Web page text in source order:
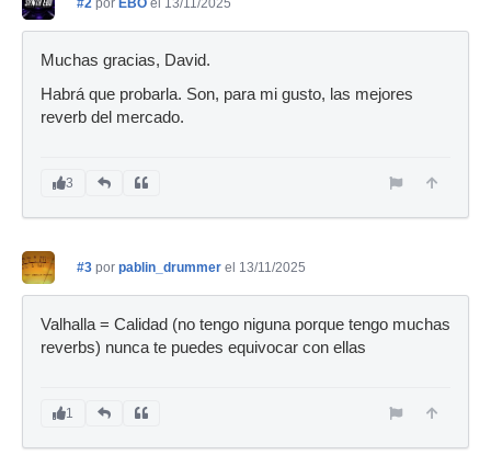
Muchas gracias, David.
Habrá que probarla. Son, para mi gusto, las mejores
reverb del mercado.
3
#3 por pablin_drummer el 13/11/2025
Valhalla = Calidad (no tengo niguna porque tengo muchas
reverbs) nunca te puedes equivocar con ellas
1